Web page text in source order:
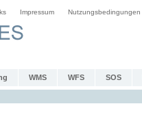
Impressum Nutzungsbedingungen
WMS WFS SOS